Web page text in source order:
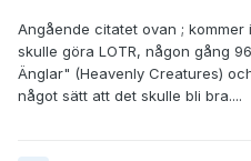
Angående citatet ovan ;
skulle göra LOTR, någon gång
Änglar" (Heavenly Creatures)
något sätt att det skulle bli bra....